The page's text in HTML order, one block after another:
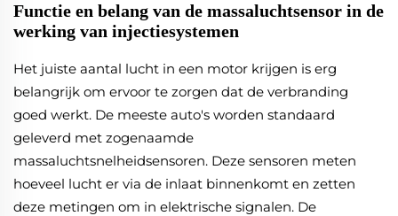
Functie en belang van de massaluchtsensor in de
werking van injectiesystemen
Het juiste aantal lucht in een motor krijgen is erg
belangrijk om ervoor te zorgen dat de verbranding
goed werkt. De meeste auto's worden standaard
geleverd met zogenaamde
massaluchtsnelheidsensoren. Deze sensoren meten
hoeveel lucht er via de inlaat binnenkomt en zetten
deze metingen om in elektrische signalen. De